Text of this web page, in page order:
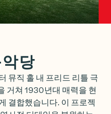
당
뮤직 홀 내 프리드 리틀 극
거쳐 1930년대 매력을 현
결합했습니다. 이 프로젝